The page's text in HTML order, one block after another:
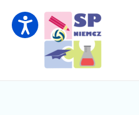
content
navigation